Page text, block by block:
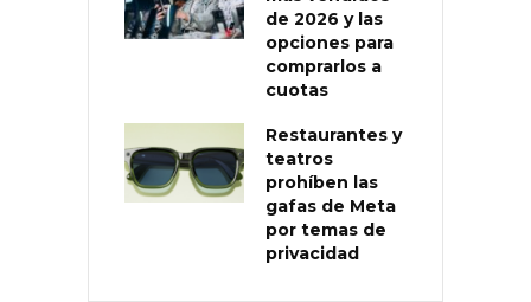
de 2026 y las
opciones para
comprarlos a
cuotas
Restaurantes y
teatros
prohíben las
gafas de Meta
por temas de
privacidad